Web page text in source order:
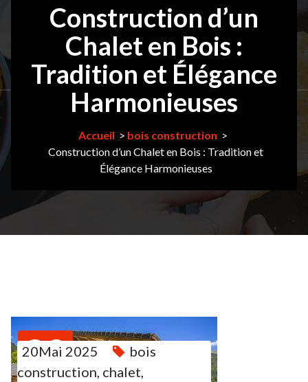
Construction d’un
Chalet en Bois :
Tradition et Élégance
Harmonieuses
Accueil > bois construction >
Construction d’un Chalet en Bois : Tradition et
Élégance Harmonieuses
20
MAI 2025
20Mai 2025
bois
construction chalet